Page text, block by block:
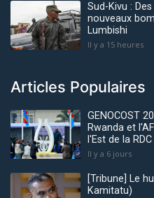
Sud-Kivu :
nouveaux
Lumbishi
Il y a 15 heures
Articles Populaires
GENOCOST
Rwanda et
l'Est de la RDC
Il y a 6 jours
[Tribune] Le
Kamitatu)